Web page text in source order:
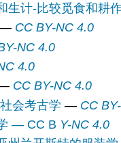
生计-比较觅食和耕
— CC BY-NC 4.0
NC 4.0
4.0
CC BY-NC 4.0
会考古学 — CC
11.3：活动 2-课堂服装学 — CC B Y-NC 4.0